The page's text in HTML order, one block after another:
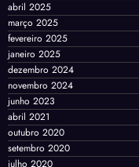
abril 2025
março 2025
fevereiro 2025
janeiro 2025
dezembro 2024
novembro 2024
junho 2023
abril 2021
outubro 2020
setembro 2020
julho 2020